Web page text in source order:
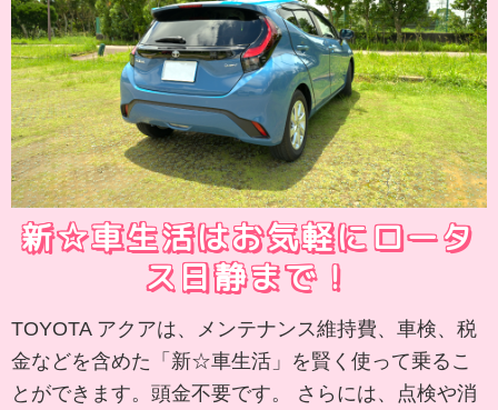
新☆車生活はお気軽にロータ
ス日静まで！
TOYOTA アクアは、メンテナンス維持費、車検、税
金などを含めた「新☆車生活」を賢く使って乗るこ
とができます。頭金不要です。 さらには、点検や消